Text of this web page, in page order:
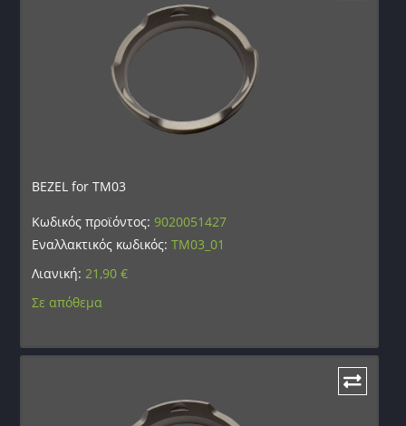
BEZEL for TM03
Κωδικός προϊόντος:9020051427
Εναλλακτικός κωδικός:TM03_01
Λιανική:21,90€
Σε απόθεμα